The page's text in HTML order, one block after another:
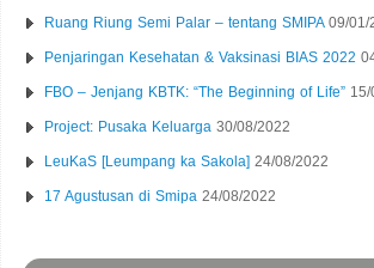
Ruang Riung Semi Palar – tentang SMIPA 09/01/
Penjaringan Kesehatan & Vaksinasi BIAS 2022
FBO – Jenjang KBTK: “The Beginning of Life” 15/
Project: Pusaka Keluarga 30/08/2022
LeuKaS [Leumpang ka Sakola] 24/08/2022
17 Agustusan di Smipa 24/08/2022